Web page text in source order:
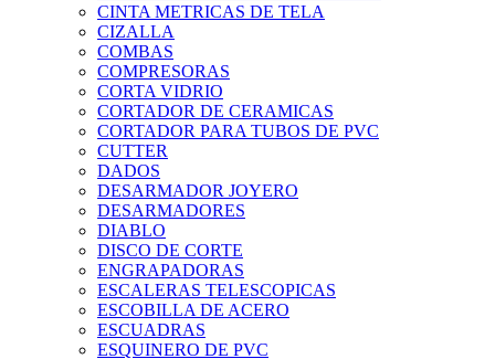
CINTA METRICAS DE TELA
CIZALLA
COMBAS
COMPRESORAS
CORTA VIDRIO
CORTADOR DE CERAMICAS
CORTADOR PARA TUBOS DE PVC
CUTTER
DADOS
DESARMADOR JOYERO
DESARMADORES
DIABLO
DISCO DE CORTE
ENGRAPADORAS
ESCALERAS TELESCOPICAS
ESCOBILLA DE ACERO
ESCUADRAS
ESQUINERO DE PVC